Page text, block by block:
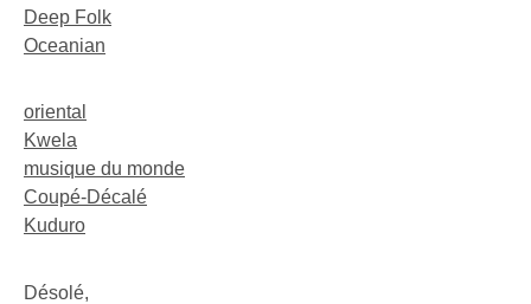
Deep Folk
Oceanian
oriental
Kwela
musique du monde
Coupé-Décalé
Kuduro
Désolé,